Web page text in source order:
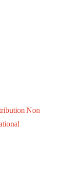
Non